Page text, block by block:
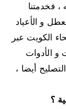
فخدمتنا
العطل و الأعياد
الكويت عبر
و الأدوات
أيضا ،
؟